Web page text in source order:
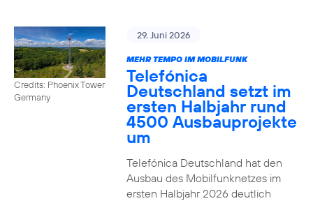
Credits: Phoenix Tower
Germany
29. Juni 2026
MEHR TEMPO IM MOBILFUNK
Telefónica
Deutschland setzt im
ersten Halbjahr rund
4500 Ausbauprojekte
um
Telefónica Deutschland hat den
Ausbau des Mobilfunknetzes im
ersten Halbjahr 2026 deutlich